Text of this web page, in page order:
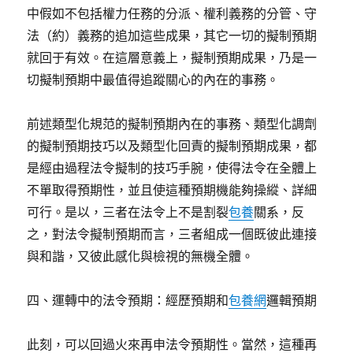
中假如不包括權力任務的分派、權利義務的分管、守
法（約）義務的追加這些成果，其它一切的擬制預期
就回于有效。在這層意義上，擬制預期成果，乃是一
切擬制預期中最值得追蹤關心的內在的事務。
前述類型化規范的擬制預期內在的事務、類型化調劑
的擬制預期技巧以及類型化回責的擬制預期成果，都
是經由過程法令擬制的技巧手腕，使得法令在全體上
不單取得預期性，並且使這種預期機能夠操縱、詳細
可行。是以，三者在法令上不是割裂包養關系，反
之，對法令擬制預期而言，三者組成一個既彼此連接
與和諧，又彼此感化與檢視的無機全體。
四、運轉中的法令預期：經歷預期和包養網邏輯預期
此刻，可以回過火來再申法令預期性。當然，這種再